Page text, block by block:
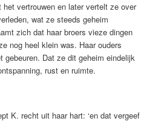
vertrouwen en later vertelt ze over
wat ze steeds geheim
zich dat haar broers vieze dingen
nog heel klein was. Haar ouders
gebeuren. Dat ze dit geheim eindelijk
rust en ruimte.
K. recht uit haar hart: ‘en dat vergeef